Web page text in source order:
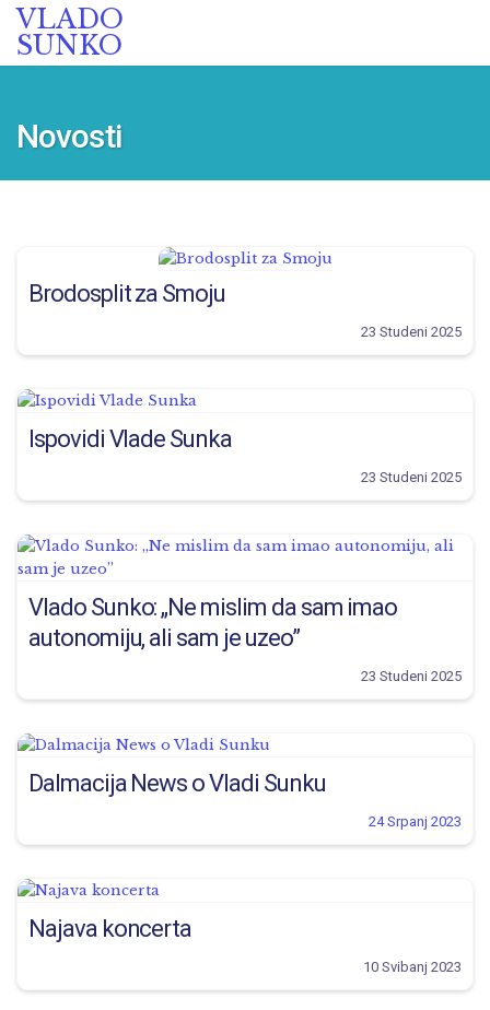
VLADO
SUNKO
Novosti
Brodosplit za Smoju
23 Studeni 2025
Ispovidi Vlade Sunka
23 Studeni 2025
Vlado Sunko: „Ne mislim da sam imao
autonomiju, ali sam je uzeo”
23 Studeni 2025
Dalmacija News o Vladi Sunku
24 Srpanj 2023
Najava koncerta
10 Svibanj 2023